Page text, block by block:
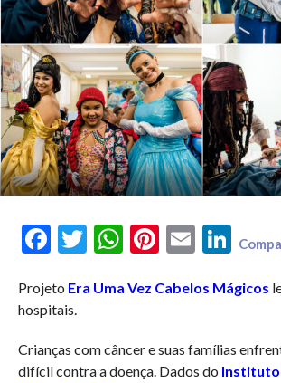
FacebookTwitterWhatsAppPinterest
Email
Projeto Era Uma Vez Cabelos Mágicos
hospitais.
Crianças com câncer e suas famílias
difícil contra a doença. Dados do Instituto